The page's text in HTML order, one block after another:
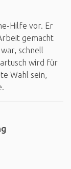
Hilfe vor. Er
gemacht
schnell
wird für
Wahl sein,